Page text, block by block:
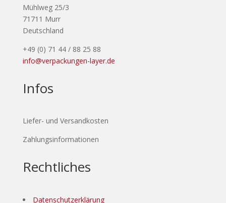
Mühlweg 25/3
71711 Murr
Deutschland
+49 (0) 71 44 / 88 25 88
info@verpackungen-layer.de
Infos
Liefer- und Versandkosten
Zahlungsinformationen
Rechtliches
Datenschutzerklärung